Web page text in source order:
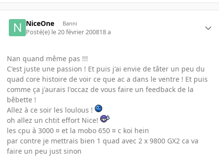
NiceOne Banni
Posté(e) le 20 février 200818 a
Nan quand même pas !!!
C'est juste une passion ! Et puis j'ai envie de tâter un peu du
quad core histoire de voir ce que ac a dans le ventre ! Et puis
comme ça j'aurais l'occaz de vous faire un feedback de la
bêbette !
Allez à ce soir les loulous !
oh allez un chtit effort Nice!
les cpu à 3000 ¤ et la mobo 650 ¤ c koi hein
par contre je mettrais bien 1 quad avec 2 x 9800 GX2 ca va
faire un peu just sinon